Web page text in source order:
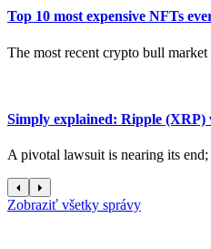
Top 10 most expensive NFTs
The most recent crypto bull
Simply explained: Ripple (XRP)
A pivotal lawsuit is nearing its
Zobraziť všetky správy